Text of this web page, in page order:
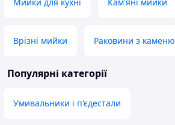
Врізні мийки Раковини з каменю
Популярні категорії
Умивальники і п'єдестали